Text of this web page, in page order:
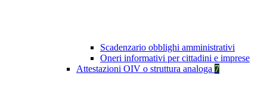
Scadenzario obblighi amministrativi
Oneri informativi per cittadini e imprese
Attestazioni OIV o struttura analoga 7